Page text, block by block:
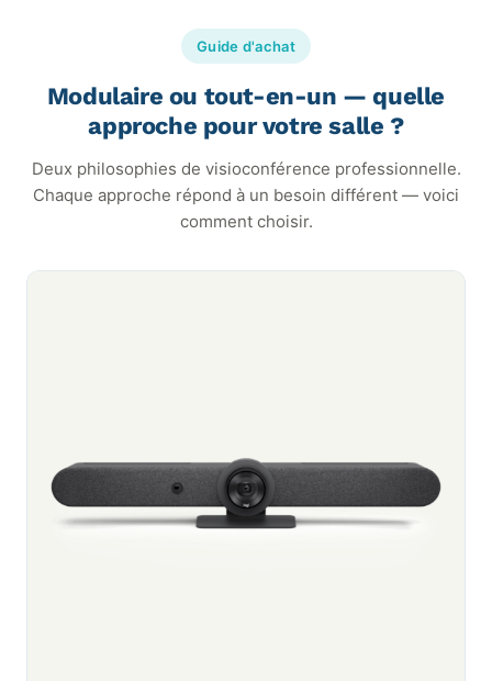
Guide d'achat
Modulaire ou tout-en-un — quelle
approche pour votre salle ?
Deux philosophies de visioconférence professionnelle.
Chaque approche répond à un besoin différent — voici
comment choisir.